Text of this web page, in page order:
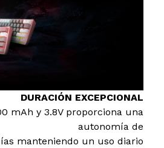
DURACIÓN EXCEPCIONAL
mAh y 3.8V proporciona una
autonomía de
manteniendo un uso diario